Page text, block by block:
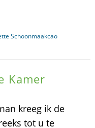
Schoonmaakcao
Kamer
kreeg ik de
tot u te